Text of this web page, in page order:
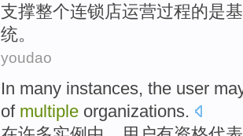
支撑整个连锁店运营过程的是
统。
youdao
In many instances, the user
of multiple organizations.